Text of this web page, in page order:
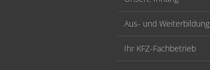
Aus- und Weiterbildung
Ihr KFZ-Fachbetrieb